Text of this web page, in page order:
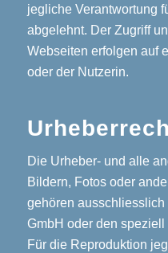
jegliche Verantwortung
abgelehnt. Der Zugriff
Webseiten erfolgen auf
oder der Nutzerin.
Die Urheber- und alle
Bildern, Fotos oder
gehören
GmbH oder den
Für die Reproduktion